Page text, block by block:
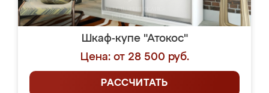
Шкаф-купе "Атокос"
Цена: от 28 500 руб.
РАССЧИТАТЬ